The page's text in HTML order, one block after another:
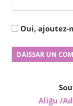
Oui, ajoutez-
Aliĝu /